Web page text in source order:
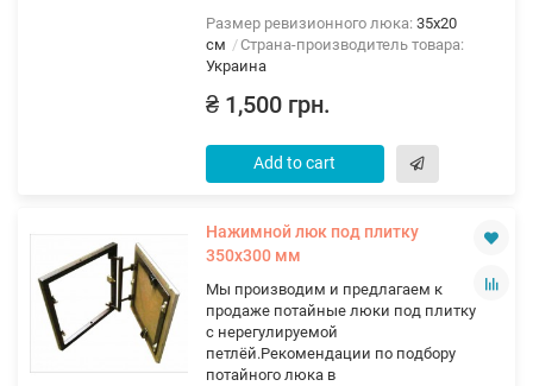
Размер ревизионного люка: 35х20
см
Страна-производитель товара:
Украина
₴ 1,500 грн.
Add to cart
Нажимной люк под плитку
350х300 мм
Мы производим и предлагаем к
продаже потайные люки под плитку
с нерегулируемой
петлёй.Рекомендации по подбору
потайного люка в